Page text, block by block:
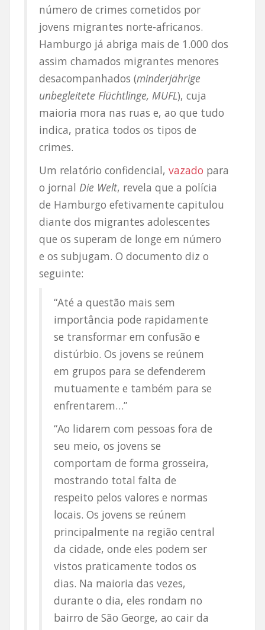
número de crimes cometidos por
jovens migrantes norte-africanos.
Hamburgo já abriga mais de 1.000 dos
assim chamados migrantes menores
desacompanhados (minderjährige
unbegleitete Flüchtlinge, MUFL), cuja
maioria mora nas ruas e, ao que tudo
indica, pratica todos os tipos de
crimes.
Um relatório confidencial, vazado para
o jornal Die Welt, revela que a polícia
de Hamburgo efetivamente capitulou
diante dos migrantes adolescentes
que os superam de longe em número
e os subjugam. O documento diz o
seguinte:
“Até a questão mais sem
importância pode rapidamente
se transformar em confusão e
distúrbio. Os jovens se reúnem
em grupos para se defenderem
mutuamente e também para se
enfrentarem…”
“Ao lidarem com pessoas fora de
seu meio, os jovens se
comportam de forma grosseira,
mostrando total falta de
respeito pelos valores e normas
locais. Os jovens se reúnem
principalmente na região central
da cidade, onde eles podem ser
vistos praticamente todos os
dias. Na maioria das vezes,
durante o dia, eles rondam no
bairro de São George, ao cair da